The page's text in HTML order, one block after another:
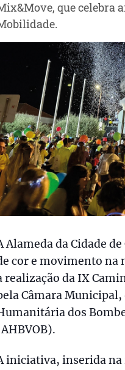
que celebra
Alameda da Cidade
cor e movimento na
realização da IX
Câmara Municipal,
dos
iniciativa, inserida